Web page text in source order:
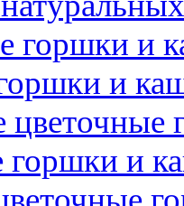
горшки и
и
горшки и